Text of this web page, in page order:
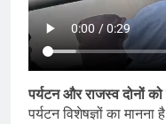
पर्यटन और राजस्व दोनों को
पर्यटन विशेषज्ञों का